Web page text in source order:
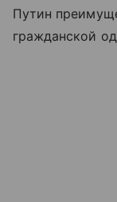
Путин
гражданской